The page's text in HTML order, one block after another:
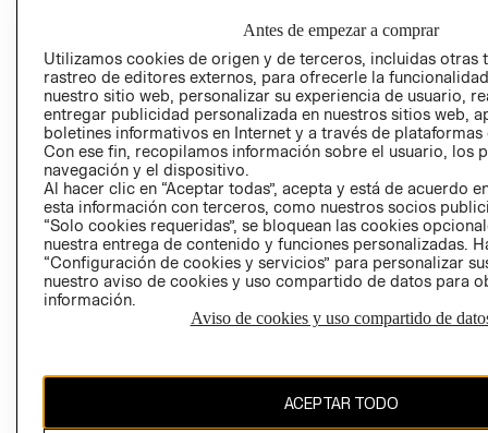
EMPRESARIAL
AVISO DE
PRIVACIDAD
GIFT CARD
AVISO DE
Perú (S/)
Antes de empezar a comprar
Utilizamos cookies de origen y de terceros, incluidas otras
rastreo de editores externos, para ofrecerle la
nuestro sitio web, personalizar su experiencia de usuario,
entregar publicidad personalizada en nuestros sitios web,
boletines informativos en Internet y a través de plataformas
Con ese fin, recopilamos información sobre el usuario, los
navegación y el dispositivo.
Al hacer clic en “Aceptar todas”, acepta y está de acuerdo
esta información con terceros, como nuestros socios
“Solo cookies requeridas”, se bloquean las cookies
nuestra entrega de contenido y funciones personalizadas.
“Configuración de cookies y servicios” para personalizar
nuestro aviso de cookies y uso compartido de datos para
información.
Aviso de cookies y uso compartido de
ACEPTAR TODO